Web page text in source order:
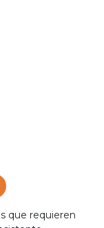
que requieren